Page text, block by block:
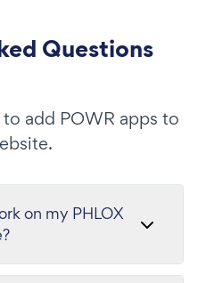
Questions
add POWR apps to
on my PHLOX